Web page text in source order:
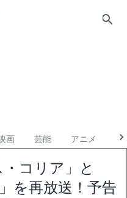
画 芸能 アニメ
コリア」と
を再放送！予告